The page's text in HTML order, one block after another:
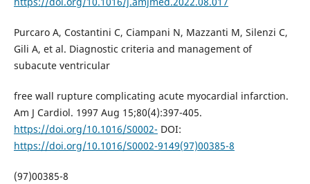
Purcaro A, Costantini C, Ciampani N, Mazzanti M, Silenzi C,
Gili A, et al. Diagnostic criteria and management of
subacute ventricular
free wall rupture complicating acute myocardial infarction.
Am J Cardiol. 1997 Aug 15;80(4):397-405.
https://doi.org/10.1016/S0002- DOI:
https://doi.org/10.1016/S0002-9149(97)00385-8
(97)00385-8